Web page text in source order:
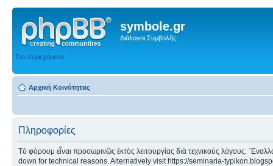
symbole.gr
Διάλογοι Συμβολῆς
Στο περιεχόμενο
Αρχική Κοινότητας
Πληροφορίες
Τὸ φόρουμ εἶναι προσωρινῶς ἐκτὸς λειτουργίας διὰ τεχνικοὺς λόγους.
down for technical reasons. Alternatively visit https://seminaria-